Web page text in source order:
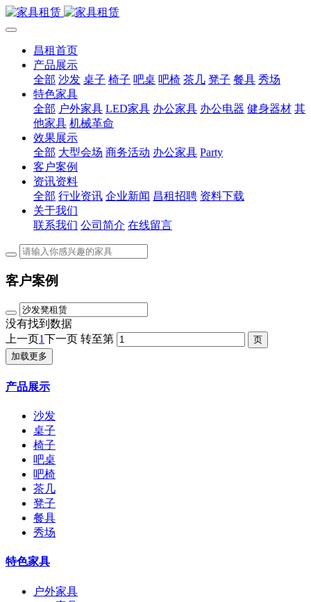
昌租首页
产品展示
全部 沙发 桌子 椅子 吧桌 吧椅 茶几 凳子 餐具 秀场
特色家具
全部 户外家具 LED家具 办公家具 办公电器 健身器材 其
他家具 机械革命
效果展示
全部 大型会场 商务活动 办公家具 Party
客户案例
资讯资料
全部 行业资讯 企业新闻 昌租招聘 资料下载
关于我们
联系我们 公司简介 在线留言
客户案例
没有找到数据
上一页1下一页 转至第
加载更多
产品展示
沙发
桌子
椅子
吧桌
吧椅
茶几
凳子
餐具
秀场
特色家具
户外家具